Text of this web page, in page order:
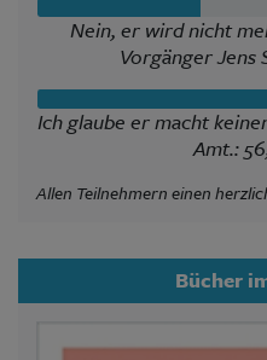
Nein, er wird nicht
Vorgänger Jens
Ich glaube er macht
Amt.:
Allen Teilnehmern einen
Bücher